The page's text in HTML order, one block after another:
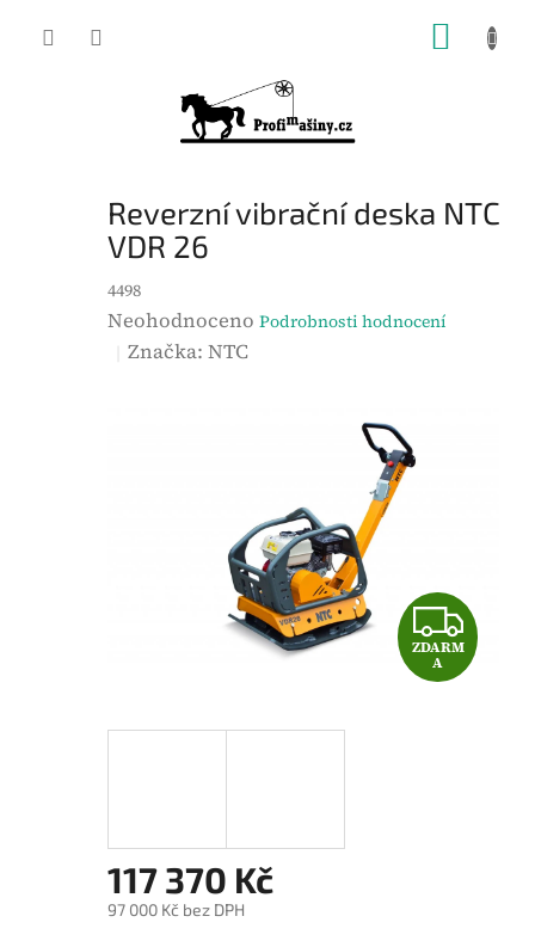
Reverzní vibrační deska NTC
VDR 26
4498
P
c
p
r
o
Neohodnoceno Podrobnosti hodnocení
Značka:NTC
Z
D
ZDARM
A
117 370 Kč
97 000 Kč bez DPH